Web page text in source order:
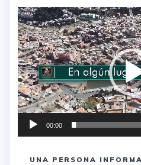
00:00
UNA PERSONA